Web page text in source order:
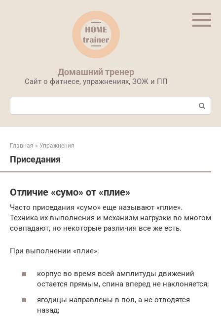
Домашний тренер
Сайт о фитнесе, упражнениях, ЗОЖ и ПП
Поиск:
Главная » Упражнения
Приседания
Отличие «сумо» от «плие»
Часто приседания «сумо» еще называют «плие».
Техника их выполнения и механизм нагрузки во многом
совпадают, но некоторые различия все же есть.
При выполнении «плие»:
корпус во время всей амплитуды движений
остается прямым, спина вперед не наклоняется;
ягодицы направлены в пол, а не отводятся
назад;